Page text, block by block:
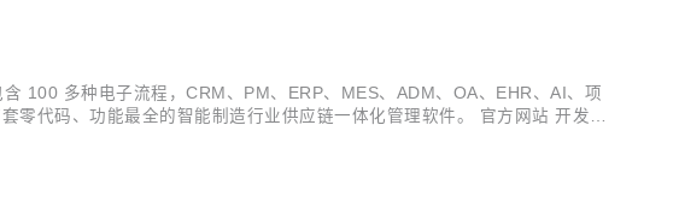
100 多种电子流程，CRM、PM、ERP、MES、ADM、OA、EHR、AI、项
代码、功能最全的智能制造行业供应链一体化管理软件。 官方网站 开发文